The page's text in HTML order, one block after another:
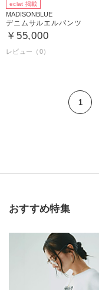
eclat 掲載
MADISONBLUE
デニムサルエルパンツ
￥55,000
1
おすすめ特集